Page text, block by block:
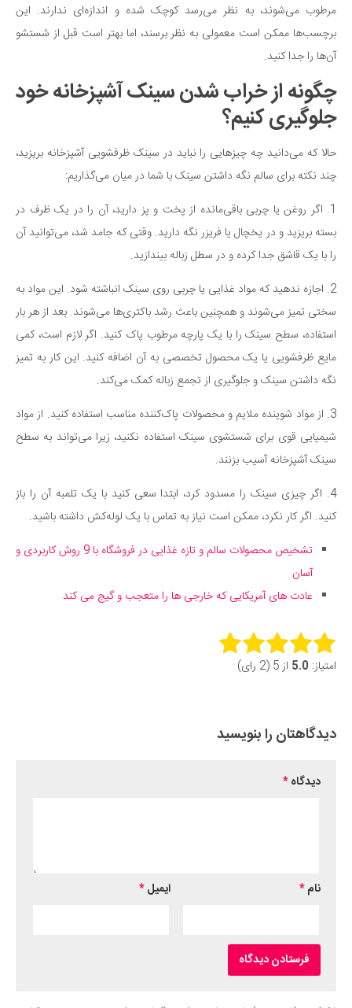
مرطوب می‌شوند، به نظر می‌رسد کوچک شده و اندازه‌ای ندارند. این
برچسب‌ها ممکن است معمولی به نظر برسند، اما بهتر است قبل از شستشو
آن‌ها را جدا کنید.
چگونه از خراب شدن سینک آشپزخانه خود
جلوگیری کنیم؟
حالا که می‌دانید چه چیزهایی را نباید در سینک ظرفشویی آشپزخانه بریزید،
چند نکته برای سالم نگه داشتن سینک با شما در میان می‌گذاریم:
1. اگر روغن یا چربی باقی‌مانده از پخت و پز دارید، آن را در یک ظرف در
بسته بریزید و در یخچال یا فریزر نگه دارید. وقتی که جامد شد، می‌توانید آن
را با یک قاشق جدا کرده و در سطل زباله بیندازید.
2. اجازه ندهید که مواد غذایی یا چربی روی سینک انباشته شود. این مواد به
سختی تمیز می‌شوند و همچنین باعث رشد باکتری‌ها می‌شوند. بعد از هر بار
استفاده، سطح سینک را با یک پارچه مرطوب پاک کنید. اگر لازم است، کمی
مایع ظرفشویی یا یک محصول تخصصی به آن اضافه کنید. این کار به تمیز
نگه داشتن سینک و جلوگیری از تجمع زباله کمک می‌کند.
3. از مواد شوینده ملایم و محصولات پاک‌کننده مناسب استفاده کنید. از مواد
شیمیایی قوی برای شستشوی سینک استفاده نکنید، زیرا می‌تواند به سطح
سینک آشپزخانه آسیب بزنند.
4. اگر چیزی سینک را مسدود کرد، ابتدا سعی کنید با یک تلمبه آن را باز
کنید. اگر کار نکرد، ممکن است نیاز به تماس با یک لوله‌کش داشته باشید.
تشخیص محصولات سالم و تازه غذایی در فروشگاه با 9 روش کاربردی و
آسان
عادت های آمریکایی که خارجی ها را متعجب و گیج می کند
Rate this item:
امتیاز: 5.0 از 5 (2 رای)
دیدگاهتان را بنویسید
دیدگاه*
نام* ایمیل*